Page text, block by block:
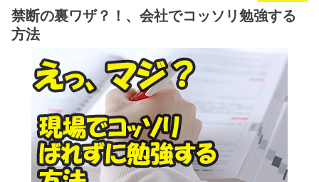
禁断の裏ワザ？！、会社でコッソリ勉強する
方法